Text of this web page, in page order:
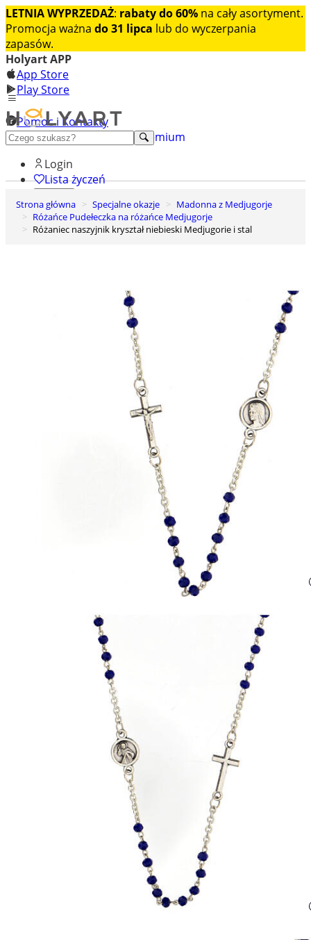
LETNIA WYPRZEDAŻ: rabaty do 60% na cały asortyment.
Promocja ważna do 31 lipca lub do wyczerpania
zapasów.
Holyart APP
App Store
Play Store
Pomoc i Kontakty
+48 222 922 860
Odkryj premium
Login
Lista życzeń
0
Koszyk
Strona główna Specjalne okazje
Madonna z Medjugorje
Różańce Pudełeczka na różańce Medjugorje
Różaniec naszyjnik kryształ niebieski Medjugorie i stal